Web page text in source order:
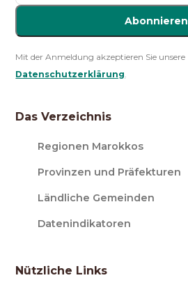
Abonnieren
Mit der Anmeldung akzeptieren Sie unsere
Datenschutzerklärung.
Das Verzeichnis
Regionen Marokkos
Provinzen und Präfekturen
Ländliche Gemeinden
Datenindikatoren
Nützliche Links